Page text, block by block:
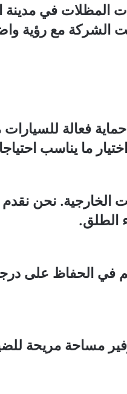
المظلات في
الشركة مع رؤية
فعالة
ما يناسب
الخارجية. نحن
الطلق.
الحفاظ على
مساحة مريحة